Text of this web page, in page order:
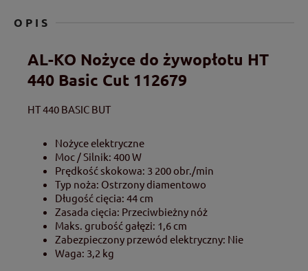
OPIS
AL-KO Nożyce do żywopłotu HT
440 Basic Cut 112679
HT 440 BASIC BUT
Nożyce elektryczne
Moc / Silnik: 400 W
Prędkość skokowa: 3 200 obr./min
Typ noża: Ostrzony diamentowo
Długość cięcia: 44 cm
Zasada cięcia: Przeciwbieżny nóż
Maks. grubość gałęzi: 1,6 cm
Zabezpieczony przewód elektryczny: Nie
Waga: 3,2 kg